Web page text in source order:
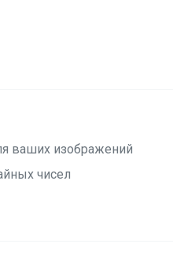
ваших изображений
чисел